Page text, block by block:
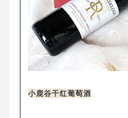
小鹿谷干红葡萄酒